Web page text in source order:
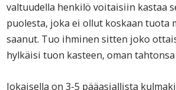
valtuudella henkilö voitaisiin kastaa
puolesta, joka ei ollut koskaan tuota
saanut. Tuo ihminen sitten joko
hylkäisi tuon kasteen, oman
Jokaisella on 3-5 pääasiallista